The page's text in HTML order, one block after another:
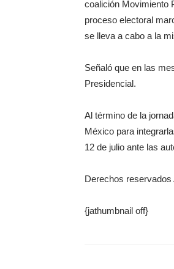
coalición Movimiento
proceso electoral
se lleva a cabo a la
Señaló que en las
Presidencial.
Al término de la
México para
12 de julio ante las
Derechos reservados
{jathumbnail off}